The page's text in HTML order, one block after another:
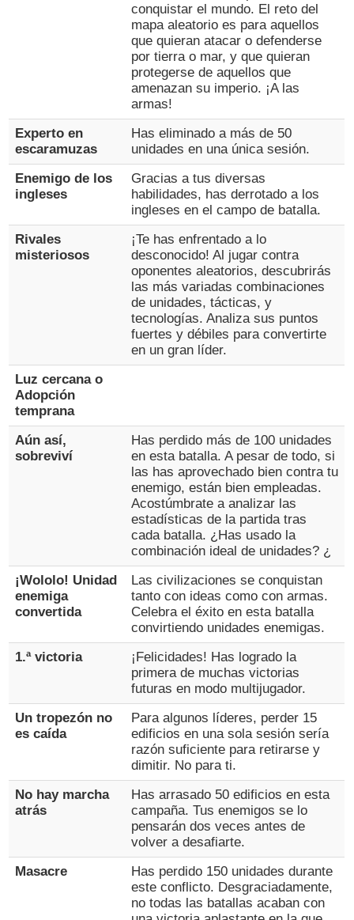
conquistar el mundo. El reto del
mapa aleatorio es para aquellos
que quieran atacar o defenderse
por tierra o mar, y que quieran
protegerse de aquellos que
amenazan su imperio. ¡A las
armas!
Experto en
escaramuzas
Has eliminado a más de 50
unidades en una única sesión.
Enemigo de los
ingleses
Gracias a tus diversas
habilidades, has derrotado a los
ingleses en el campo de batalla.
Rivales
misteriosos
¡Te has enfrentado a lo
desconocido! Al jugar contra
oponentes aleatorios, descubrirás
las más variadas combinaciones
de unidades, tácticas, y
tecnologías. Analiza sus puntos
fuertes y débiles para convertirte
en un gran líder.
Luz cercana o
Adopción
temprana
Aún así,
sobreviví
Has perdido más de 100 unidades
en esta batalla. A pesar de todo, si
las has aprovechado bien contra tu
enemigo, están bien empleadas.
Acostúmbrate a analizar las
estadísticas de la partida tras
cada batalla. ¿Has usado la
combinación ideal de unidades? ¿
¡Wololo! Unidad
enemiga
convertida
Las civilizaciones se conquistan
tanto con ideas como con armas.
Celebra el éxito en esta batalla
convirtiendo unidades enemigas.
1.ª victoria
¡Felicidades! Has logrado la
primera de muchas victorias
futuras en modo multijugador.
Un tropezón no
es caída
Para algunos líderes, perder 15
edificios en una sola sesión sería
razón suficiente para retirarse y
dimitir. No para ti.
No hay marcha
atrás
Has arrasado 50 edificios en esta
campaña. Tus enemigos se lo
pensarán dos veces antes de
volver a desafiarte.
Masacre
Has perdido 150 unidades durante
este conflicto. Desgraciadamente,
no todas las batallas acaban con